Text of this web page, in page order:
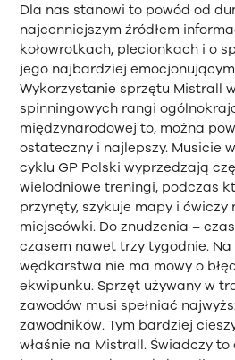
Dla nas stanowi to powód od
najcenniejszym źródłem
kołowrotkach, plecionkach i o
jego najbardziej
Wykorzystanie sprzętu Mistrall
spinningowych rangi
międzynarodowej to, można
ostateczny i najlepszy. Musicie
cyklu GP Polski wyprzedzają
wielodniowe treningi, podczas
przynęty, szykuje mapy i ćwiczy
miejscówki. Do znudzenia –
czasem nawet trzy tygodnie.
wędkarstwa nie ma mowy o
ekwipunku. Sprzęt używany w
zawodów musi spełniać
zawodników. Tym bardziej
właśnie na Mistrall. Świadczy